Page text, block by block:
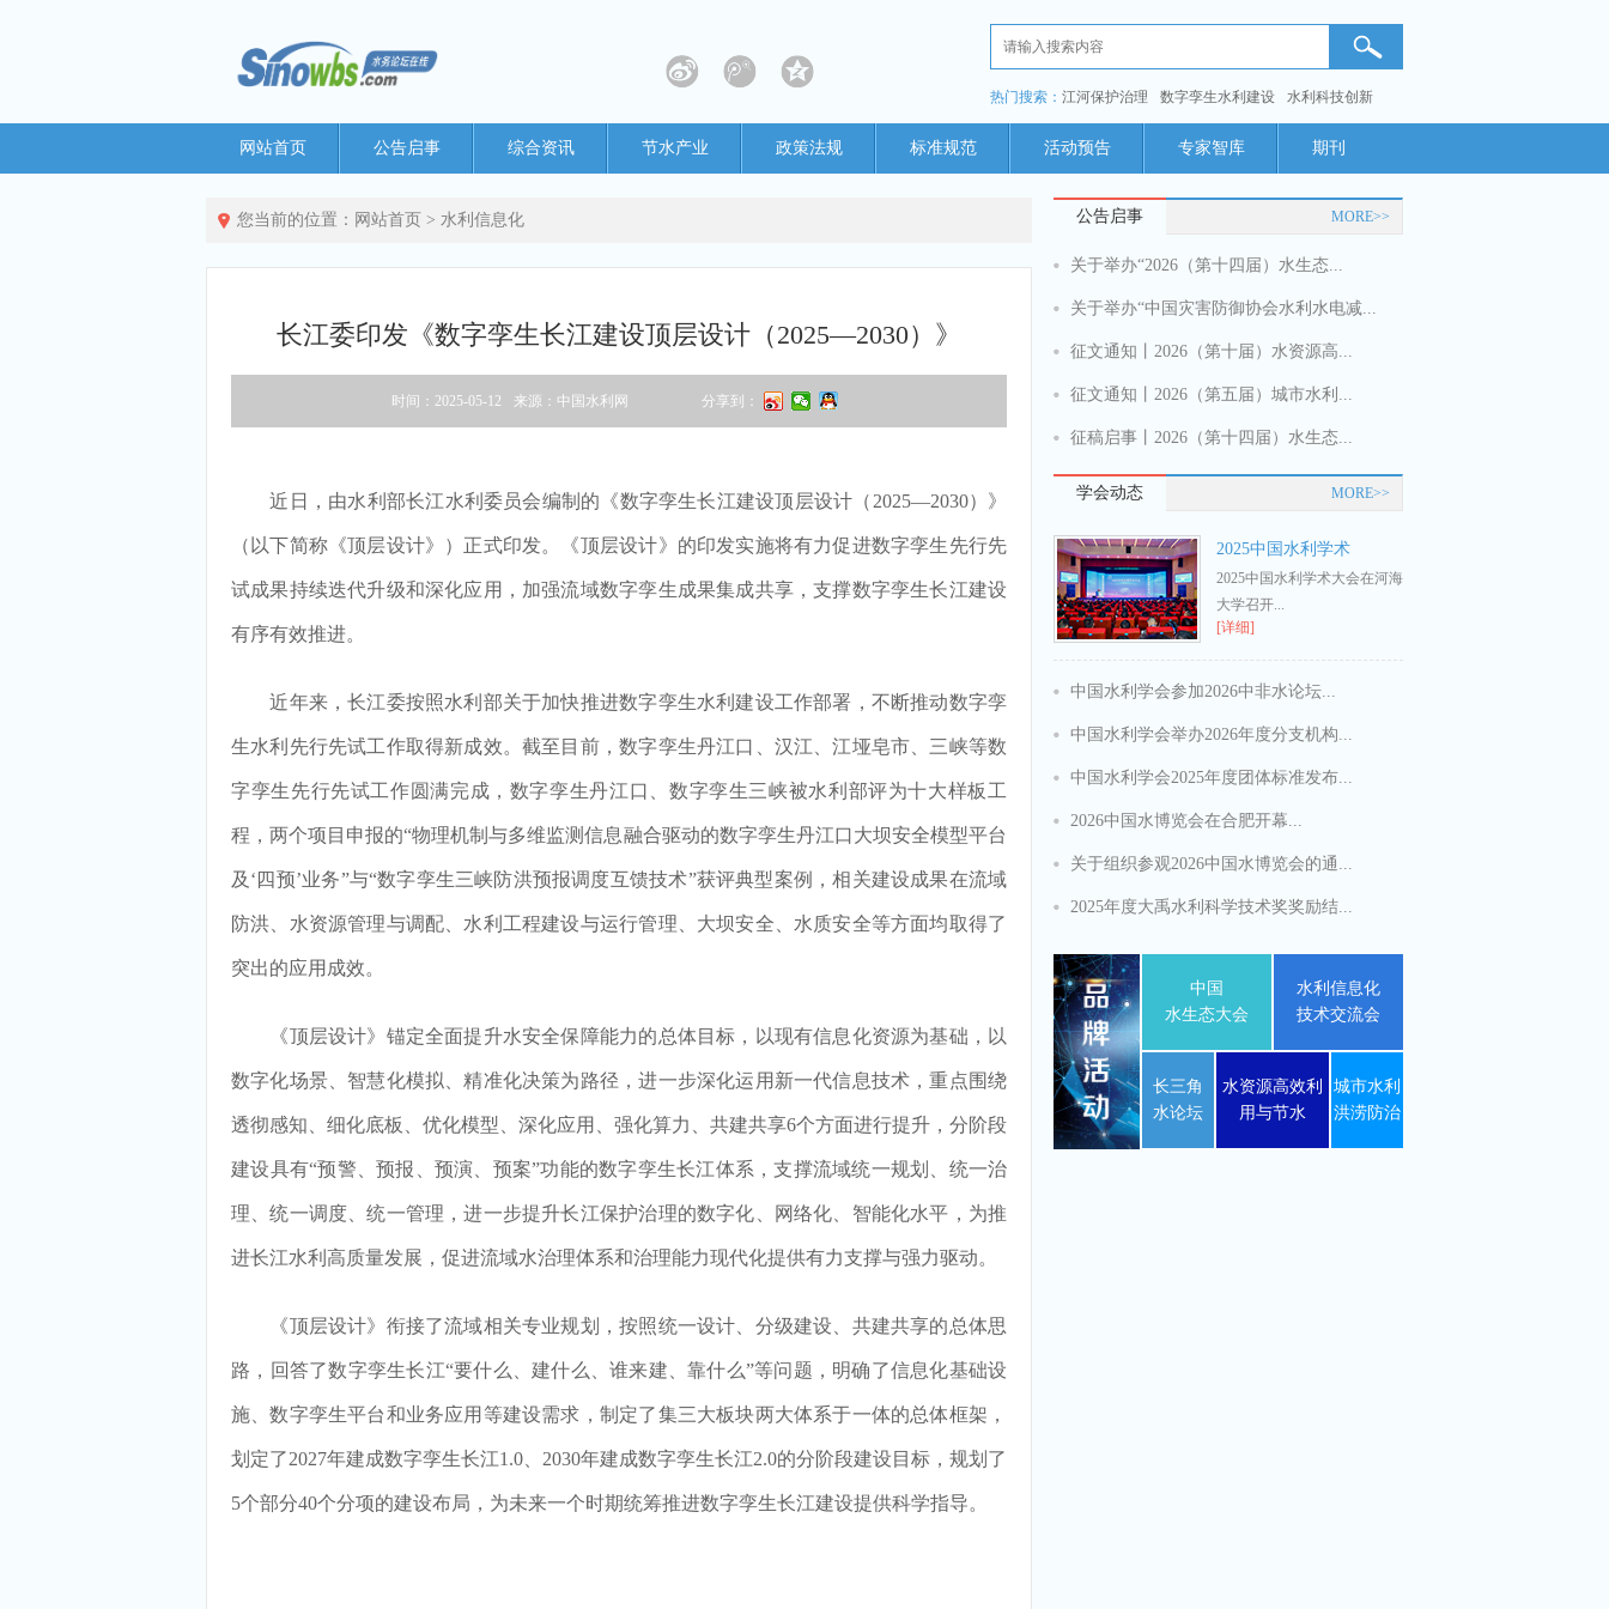
热门搜索： 江河保护治理 数字孪生水利建设 水利科技创新
网站首页 公告启事 综合资讯 节水产业 政策法规 标准规范 活动预告 专家智库 期刊
您当前的位置： 网站首页 > 水利信息化
长江委印发《数字孪生长江建设顶层设计（2025—2030）》
时间：2025-05-12 来源：中国水利网 分享到：
近日，由水利部长江水利委员会编制的《数字孪生长江建设顶层设计（2025—2030）》
（以下简称《顶层设计》）正式印发。《顶层设计》的印发实施将有力促进数字孪生先行先
试成果持续迭代升级和深化应用，加强流域数字孪生成果集成共享，支撑数字孪生长江建设
有序有效推进。
近年来，长江委按照水利部关于加快推进数字孪生水利建设工作部署，不断推动数字孪
生水利先行先试工作取得新成效。截至目前，数字孪生丹江口、汉江、江垭皂市、三峡等数
字孪生先行先试工作圆满完成，数字孪生丹江口、数字孪生三峡被水利部评为十大样板工
程，两个项目申报的“物理机制与多维监测信息融合驱动的数字孪生丹江口大坝安全模型平台
及‘四预’业务”与“数字孪生三峡防洪预报调度互馈技术”获评典型案例，相关建设成果在流域
防洪、水资源管理与调配、水利工程建设与运行管理、大坝安全、水质安全等方面均取得了
突出的应用成效。
《顶层设计》锚定全面提升水安全保障能力的总体目标，以现有信息化资源为基础，以
数字化场景、智慧化模拟、精准化决策为路径，进一步深化运用新一代信息技术，重点围绕
透彻感知、细化底板、优化模型、深化应用、强化算力、共建共享6个方面进行提升，分阶段
建设具有“预警、预报、预演、预案”功能的数字孪生长江体系，支撑流域统一规划、统一治
理、统一调度、统一管理，进一步提升长江保护治理的数字化、网络化、智能化水平，为推
进长江水利高质量发展，促进流域水治理体系和治理能力现代化提供有力支撑与强力驱动。
《顶层设计》衔接了流域相关专业规划，按照统一设计、分级建设、共建共享的总体思
路，回答了数字孪生长江“要什么、建什么、谁来建、靠什么”等问题，明确了信息化基础设
施、数字孪生平台和业务应用等建设需求，制定了集三大板块两大体系于一体的总体框架，
划定了2027年建成数字孪生长江1.0、2030年建成数字孪生长江2.0的分阶段建设目标，规划了
5个部分40个分项的建设布局，为未来一个时期统筹推进数字孪生长江建设提供科学指导。
公告启事 MORE>>
关于举办“2026（第十四届）水生态...
关于举办“中国灾害防御协会水利水电减...
征文通知丨2026（第十届）水资源高...
征文通知丨2026（第五届）城市水利...
征稿启事丨2026（第十四届）水生态...
学会动态 MORE>>
2025中国水利学术
2025中国水利学术大会在河海
大学召开...
[详细]
中国水利学会参加2026中非水论坛...
中国水利学会举办2026年度分支机构...
中国水利学会2025年度团体标准发布...
2026中国水博览会在合肥开幕...
关于组织参观2026中国水博览会的通...
2025年度大禹水利科学技术奖奖励结...
中国
水生态大会
水利信息化
技术交流会
长三角
水论坛
水资源高效利
用与节水
城市水利
洪涝防治